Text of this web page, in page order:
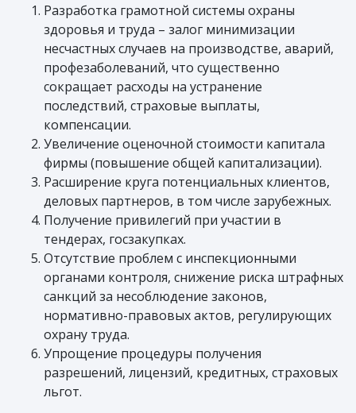
Разработка грамотной системы охраны
здоровья и труда – залог минимизации
несчастных случаев на производстве, аварий,
профезаболеваний, что существенно
сокращает расходы на устранение
последствий, страховые выплаты,
компенсации.
Увеличение оценочной стоимости капитала
фирмы (повышение общей капитализации).
Расширение круга потенциальных клиентов,
деловых партнеров, в том числе зарубежных.
Получение привилегий при участии в
тендерах, госзакупках.
Отсутствие проблем с инспекционными
органами контроля, снижение риска штрафных
санкций за несоблюдение законов,
нормативно-правовых актов, регулирующих
охрану труда.
Упрощение процедуры получения
разрешений, лицензий, кредитных, страховых
льгот.